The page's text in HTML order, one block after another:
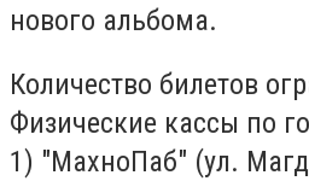
нового альбома.
Количество билетов
Физические кассы по
1) "МахноПаб" (ул.